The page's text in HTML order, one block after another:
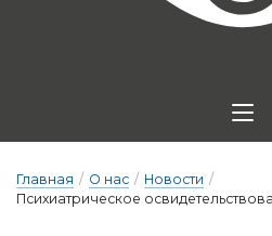
Главная / О нас / Новости /
Психиатрическое